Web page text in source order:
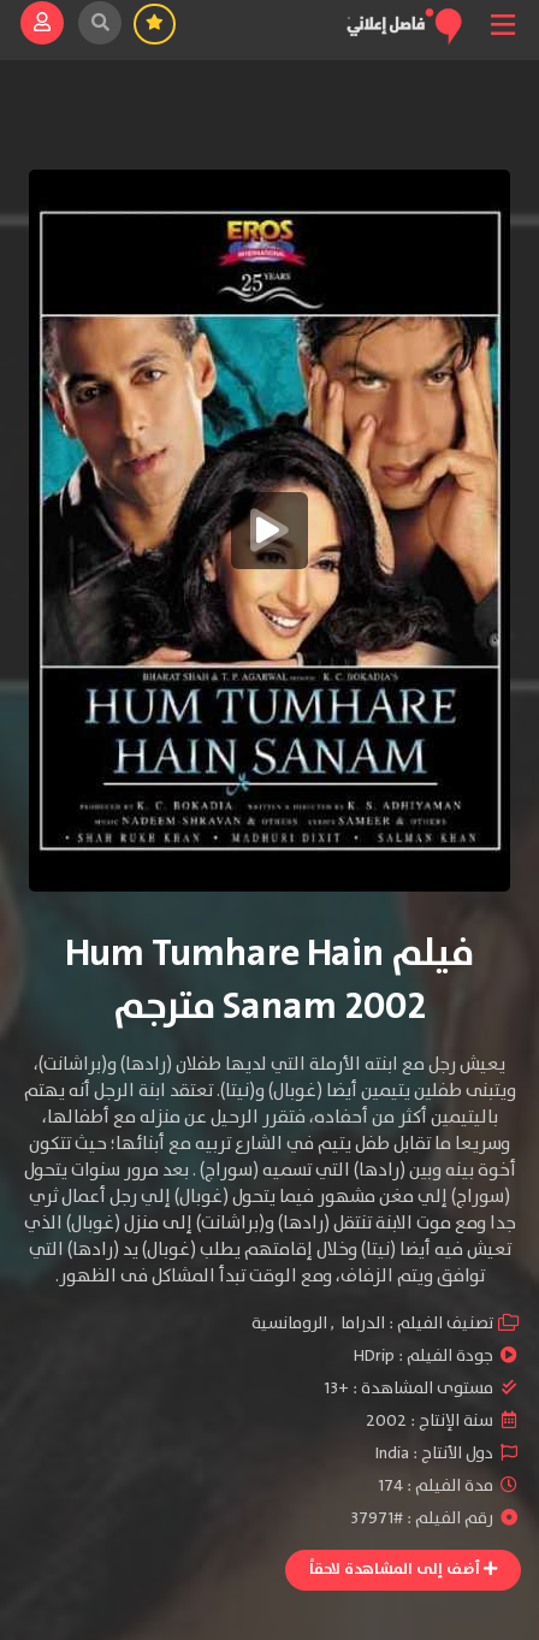
فيلم Hum Tumhare Hain
Sanam 2002 مترجم
يعيش رجل مع ابنته الأرملة التي لديها طفلان (رادها) و(براشانت)،
ويتبنى طفلين يتيمين أيضا (غوبال) و(نيتا). تعتقد ابنة الرجل أنه يهتم
باليتيمين أكثر من أحفاده، فتقرر الرحيل عن منزله مع أطفالها،
وسريعا ما تقابل طفل يتيم في الشارع تربيه مع أبنائها؛ حيث تتكون
أخوة بينه وبين (رادها) التي تسميه (سوراج) . بعد مرور سنوات يتحول
(سوراج) إلي مغن مشهور فيما يتحول (غوبال) إلي رجل أعمال ثري
جدا ومع موت الابنة تنتقل (رادها) و(براشانت) إلى منزل (غوبال) الذي
تعيش فيه أيضا (نيتا) وخلال إقامتهم يطلب (غوبال) يد (رادها) التي
توافق ويتم الزفاف، ومع الوقت تبدأ المشاكل فى الظهور.
تصنيف الفيلم : الدراما ,الرومانسية
جودة الفيلم : HDrip
مستوى المشاهدة : +13
سنة الإنتاج : 2002
دول الأنتاج : India
مدة الفيلم : 174
رقم الفيلم : #37971
أضف إلى المشاهدة لاحقاً